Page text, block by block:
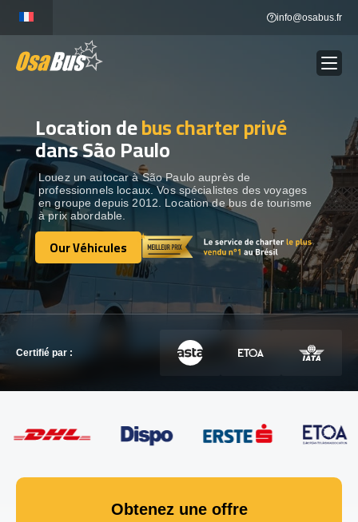
content
info@osabus.fr
LOCATION DE BUS Show dropdown
DESTINATIONS
OUR VÉHICULES
CONTACTEZ-NOUS
CONTACTEZ-NOUS
Location debus charter privé
dans São Paulo
Louez un autocar à São Paulo auprès de
professionnels locaux. Vos spécialistes des voyages
en groupe depuis 2012. Location de bus de tourisme
à prix abordable.
Our Véhicules
Our Véhicules
Certifié par :
Obtenez une offre